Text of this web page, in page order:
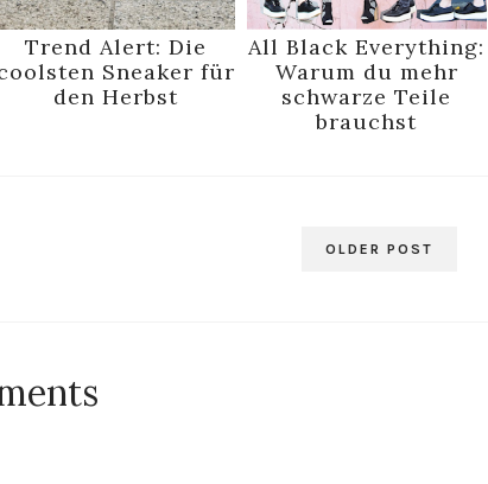
Trend Alert: Die
Sneaker für
den Herbst
All Black Everything:
Warum du mehr
schwarze Teile
brauchst
OLDER POST